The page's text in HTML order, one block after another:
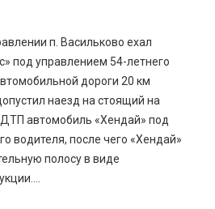
п. Васильково ехал
под управлением 54-летнего
дороги 20 км
наезд на стоящий на
автомобиль «Хендай» под
водителя, после чего «Хендай»
полосу в виде